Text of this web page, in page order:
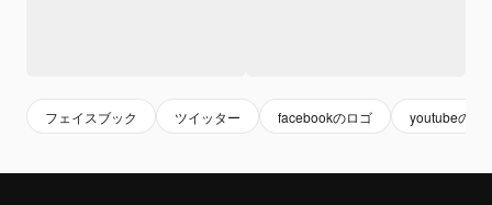
フェイスブック ツイッター facebookのロゴ youtubeのロ